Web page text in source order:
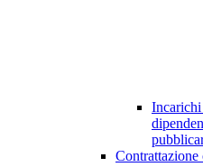
Contrattazione